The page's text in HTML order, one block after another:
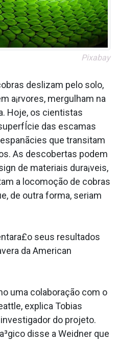
Pixabay
deslizam pelo solo,
a¡rvores, mergulham na
Hoje, os cientistas
das escamas
que transitam
As descobertas podem
de materiais dura¡veis,
a locomoção de cobras
de outra forma, seriam
seus resultados
da American
uma colaboração com o
explica Tobias
investigador do projeto.
disse a Weidner que